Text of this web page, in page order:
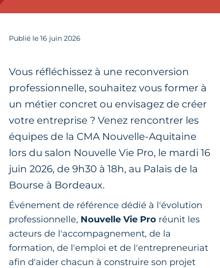
Publié le 16 juin 2026
Vous réfléchissez à une reconversion
professionnelle, souhaitez vous former à
un métier concret ou envisagez de créer
votre entreprise ? Venez rencontrer les
équipes de la CMA Nouvelle-Aquitaine
lors du salon Nouvelle Vie Pro, le mardi 16
juin 2026, de 9h30 à 18h, au Palais de la
Bourse à Bordeaux.
Événement de référence dédié à l'évolution
professionnelle, Nouvelle Vie Pro réunit les
acteurs de l'accompagnement, de la
formation, de l'emploi et de l'entrepreneuriat
afin d'aider chacun à construire son projet